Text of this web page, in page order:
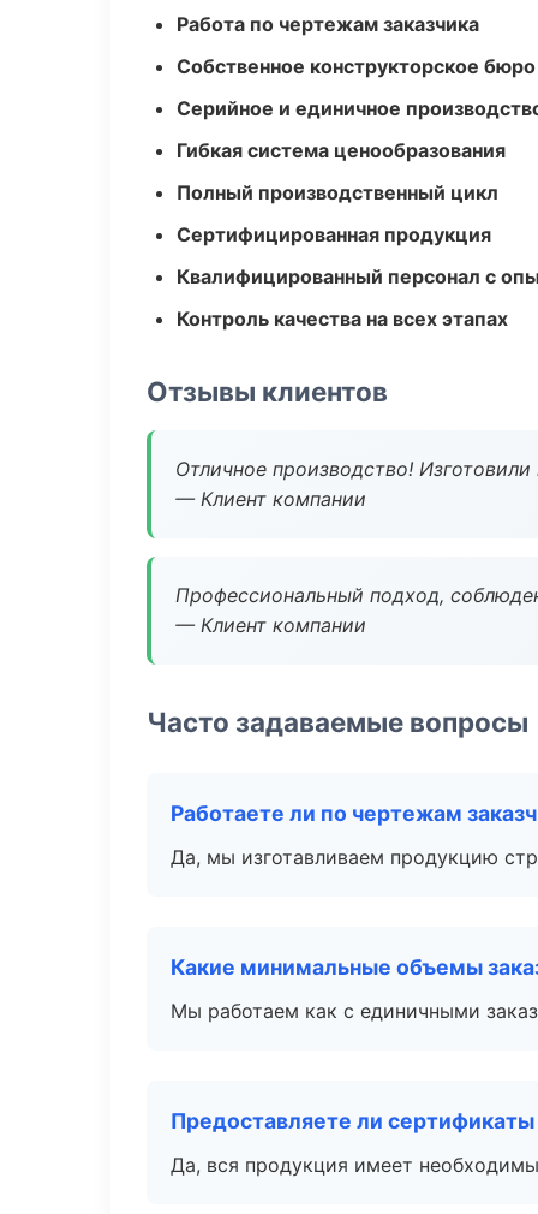
Работа по чертежам заказчика
Собственное конструкторское бюро
Серийное и единичное
Гибкая система ценообразования
Полный производственный цикл
Сертифицированная продукция
Квалифицированный персонал с
Контроль качества на всех этапах
Отзывы клиентов
Отличное производство!
— Клиент компании
Профессиональный подход,
— Клиент компании
Часто задаваемые вопросы
Работаете ли по чертежам
Да, мы изготавливаем продукцию
Какие минимальные объемы
Мы работаем как с единичными
Предоставляете ли
Да, вся продукция имеет